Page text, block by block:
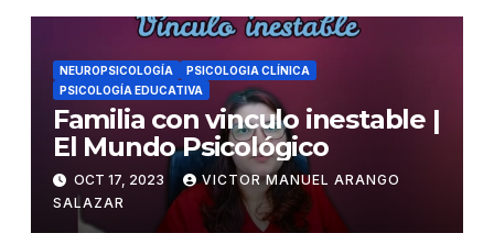
NEUROPSICOLOGÍA
PSICOLOGIA CLÍNICA
PSICOLOGÍA EDUCATIVA
Familia con vinculo inestable |
El Mundo Psicológico
OCT 17, 2023
VICTOR MANUEL ARANGO
SALAZAR